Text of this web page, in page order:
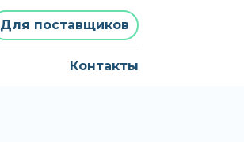
Для поставщиков
Контакты